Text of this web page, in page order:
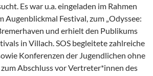
Es war u.a. eingeladen im Rahmen
Augenblickmal Festival, zum „Odyssee:
und erhielt den Publikums
in Villach. SOS begleitete zahlreiche
Konferenzen der Jugendlichen ohne
Abschluss vor Vertreter*innen des